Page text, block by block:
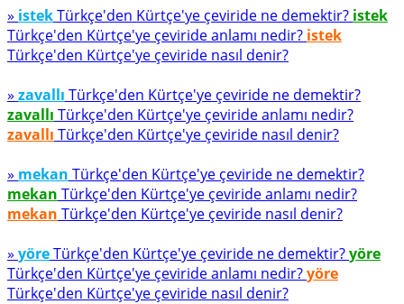
» istekTürkçe'den Kürtçe'ye çeviride ne demektir? istek
Türkçe'den Kürtçe'ye çeviride anlamı nedir? istek
Türkçe'den Kürtçe'ye çeviride nasıl denir?
» zavallı Türkçe'den Kürtçe'ye çeviride ne demektir?
zavallı Türkçe'den Kürtçe'ye çeviride anlamı nedir?
zavallı Türkçe'den Kürtçe'ye çeviride nasıl denir?
» mekan Türkçe'den Kürtçe'ye çeviride ne demektir?
mekan Türkçe'den Kürtçe'ye çeviride anlamı nedir?
mekan Türkçe'den Kürtçe'ye çeviride nasıl denir?
» yöreTürkçe'den Kürtçe'ye çeviride ne demektir?yöre
Türkçe'den Kürtçe'ye çeviride anlamı nedir?yöre
Türkçe'den Kürtçe'ye çeviride nasıl denir?